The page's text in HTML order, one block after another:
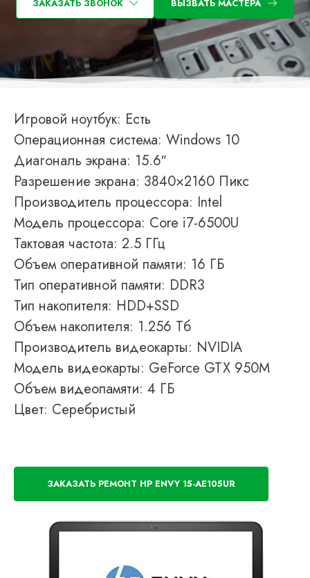
ЗАКАЗАТЬ ЗВОНОК ВЫЗВАТЬ МАСТЕРА
Игровой ноутбук: Есть
Операционная система: Windows 10
Диагональ экрана: 15.6″
Разрешение экрана: 3840×2160 Пикс
Производитель процессора: Intel
Модель процессора: Core i7-6500U
Тактовая частота: 2.5 ГГц
Объем оперативной памяти: 16 ГБ
Тип оперативной памяти: DDR3
Тип накопителя: HDD+SSD
Объем накопителя: 1.256 Тб
Производитель видеокарты: NVIDIA
Модель видеокарты: GeForce GTX 950M
Объем видеопамяти: 4 ГБ
Цвет: Серебристый
ЗАКАЗАТЬ РЕМОНТ HP ENVY 15-AE105UR